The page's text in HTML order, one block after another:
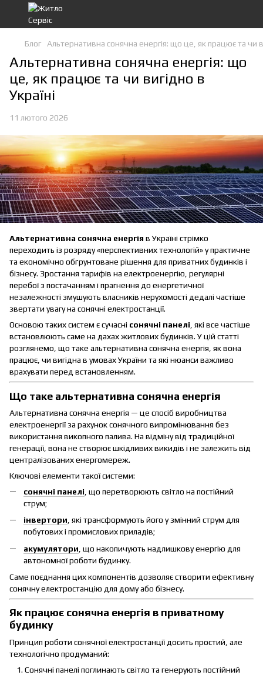
Блог Альтернативна сонячна енергія: що це, як працює та чи
Альтернативна сонячна енергія: що
це, як працює та чи вигідно в
Україні
11 лютого 2026
Альтернативна сонячна енергія в Україні стрімко
переходить із розряду «перспективних технологій» у практичне
та економічно обґрунтоване рішення для приватних будинків і
бізнесу. Зростання тарифів на електроенергію, регулярні
перебої з постачанням і прагнення до енергетичної
незалежності змушують власників нерухомості дедалі частіше
звертати увагу на сонячні електростанції.
Основою таких систем є сучасні сонячні панелі, які все частіше
встановлюють саме на дахах житлових будинків. У цій статті
розглянемо, що таке альтернативна сонячна енергія, як вона
працює, чи вигідна в умовах України та які нюанси важливо
врахувати перед встановленням.
Що таке альтернативна сонячна енергія
Альтернативна сонячна енергія — це спосіб виробництва
електроенергії за рахунок сонячного випромінювання без
використання викопного палива. На відміну від традиційної
генерації, вона не створює шкідливих викидів і не залежить від
централізованих енергомереж.
Ключові елементи такої системи:
сонячні панелі , що перетворюють світло на постійний
струм;
інвертори, які трансформують його у змінний струм для
побутових і промислових приладів;
акумулятори , що накопичують надлишкову енергію для
автономної роботи будинку.
Саме поєднання цих компонентів дозволяє створити ефективну
сонячну електростанцію для дому або бізнесу.
Як працює сонячна енергія в приватному
будинку
Принцип роботи сонячної електростанції досить простий, але
технологічно продуманий:
Сонячні панелі поглинають світло та генерують постійний